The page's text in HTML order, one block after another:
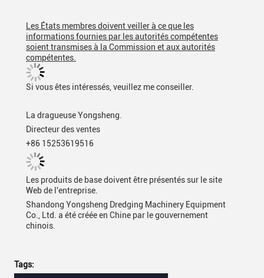
Les États membres doivent veiller à ce que les
informations fournies par les autorités compétentes
soient transmises à la Commission et aux autorités
compétentes.
Si vous êtes intéressés, veuillez me conseiller.
La dragueuse Yongsheng.
Directeur des ventes
+86 15253619516
Les produits de base doivent être présentés sur le site
Web de l'entreprise.
Shandong Yongsheng Dredging Machinery Equipment
Co., Ltd. a été créée en Chine par le gouvernement
chinois.
Tags: